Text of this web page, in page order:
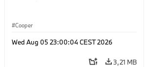
Cooper
Wed Aug 05 23:00:04 CEST 2026
3,21 MB